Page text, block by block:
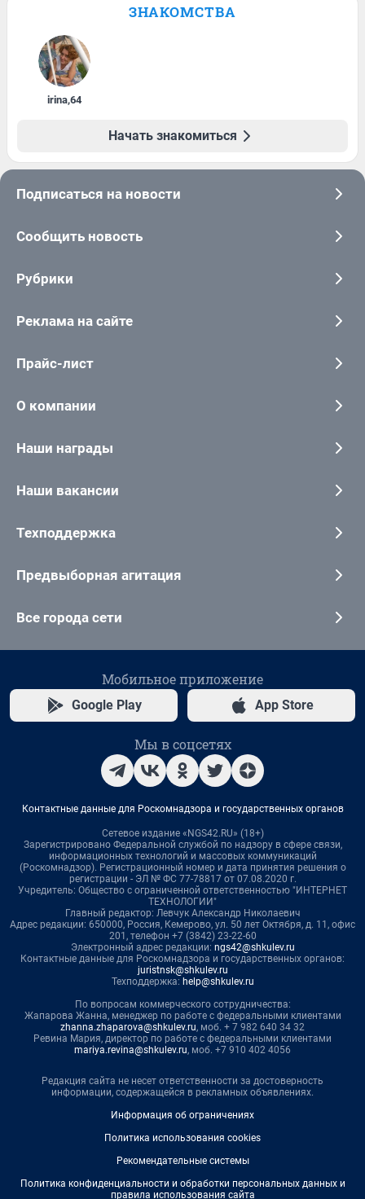
ЗНАКОМСТВА
irina,64
Начать знакомиться
Подписаться на новости
Сообщить новость
Рубрики
Реклама на сайте
Прайс-лист
О компании
Наши награды
Наши вакансии
Техподдержка
Предвыборная агитация
Все города сети
Мобильное приложение
Google Play App Store
Мы в соцсетях
Контактные данные для Роскомнадзора и государственных органов
Сетевое издание «NGS42.RU» (18+)
Зарегистрировано Федеральной службой по надзору в сфере связи,
информационных технологий и массовых коммуникаций
(Роскомнадзор). Регистрационный номер и дата принятия решения о
регистрации - ЭЛ № ФС 77-78817 от 07.08.2020 г.
Учредитель: Общество с ограниченной ответственностью "ИНТЕРНЕТ
ТЕХНОЛОГИИ"
Главный редактор: Левчук Александр Николаевич
Адрес редакции: 650000, Россия, Кемерово, ул. 50 лет Октября, д. 11, офис
201, телефон +7 (3842) 23-22-60
Электронный адрес редакции: ngs42@shkulev.ru
Контактные данные для Роскомнадзора и государственных органов:
juristnsk@shkulev.ru
Техподдержка: help@shkulev.ru
По вопросам коммерческого сотрудничества:
Жапарова Жанна, менеджер по работе с федеральными клиентами
zhanna.zhaparova@shkulev.ru, моб. + 7 982 640 34 32
Ревина Мария, директор по работе с федеральными клиентами
mariya.revina@shkulev.ru, моб. +7 910 402 4056
Редакция сайта не несет ответственности за достоверность
информации, содержащейся в рекламных объявлениях.
Информация об ограничениях
Политика использования cookies
Рекомендательные системы
Политика конфиденциальности и обработки персональных данных и
правила использования сайта